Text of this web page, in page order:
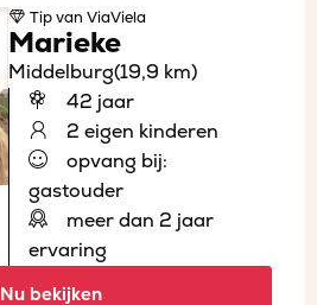
Tipvan ViaViela
Marieke
Middelburg(19,9 km)
42 jaar
2 eigen kinderen
opvang bij:
gastouder
meer dan 2 jaar
ervaring
Nu bekijken